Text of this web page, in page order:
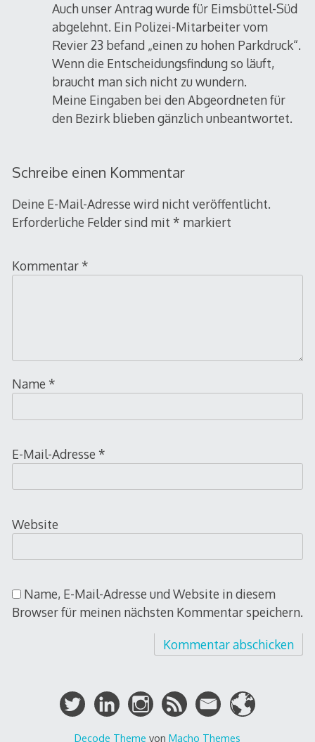
Auch unser Antrag wurde für Eimsbüttel-Süd
abgelehnt. Ein Polizei-Mitarbeiter vom
Revier 23 befand „einen zu hohen Parkdruck“.
Wenn die Entscheidungsfindung so läuft,
braucht man sich nicht zu wundern.
Meine Eingaben bei den Abgeordneten für
den Bezirk blieben gänzlich unbeantwortet.
Schreibe einen Kommentar
Deine E-Mail-Adresse wird nicht veröffentlicht.
Erforderliche Felder sind mit * markiert
Kommentar *
Name *
E-Mail-Adresse *
Website
Name, E-Mail-Adresse und Website in diesem
Browser für meinen nächsten Kommentar speichern.
Decode Theme von Macho Themes